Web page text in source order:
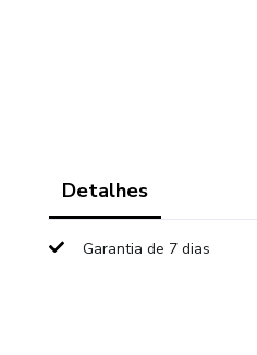
Detalhes
Garantia de 7 dias